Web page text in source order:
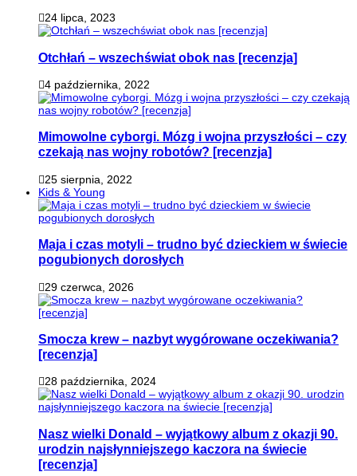
24 lipca, 2023
Otchłań – wszechświat obok nas [recenzja]
4 października, 2022
Mimowolne cyborgi. Mózg i wojna przyszłości – czy
czekają nas wojny robotów? [recenzja]
25 sierpnia, 2022
Kids & Young
Maja i czas motyli – trudno być dzieckiem w świecie
pogubionych dorosłych
29 czerwca, 2026
Smocza krew – nazbyt wygórowane oczekiwania?
[recenzja]
28 października, 2024
Nasz wielki Donald – wyjątkowy album z okazji 90.
urodzin najsłynniejszego kaczora na świecie
[recenzja]